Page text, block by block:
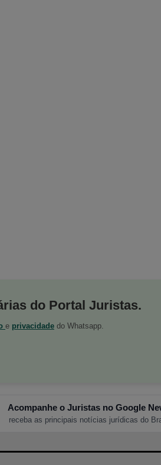
do Portal Juristas.
e privacidade do Whatsapp.
Acompanhe o Juristas no Google
receba as principais notícias jurídicas do